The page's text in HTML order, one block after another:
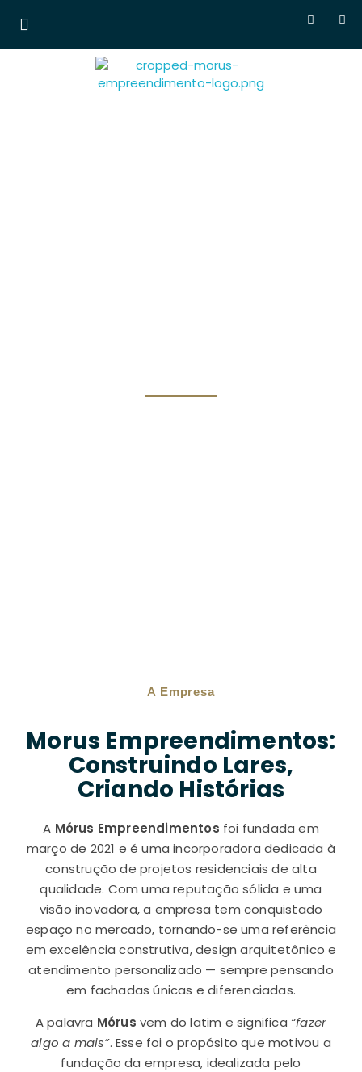
A Empresa
Morus Empreendimentos:
Construindo Lares,
Criando Histórias
A Mórus Empreendimentos foi fundada em
março de 2021 e é uma incorporadora dedicada à
construção de projetos residenciais de alta
qualidade. Com uma reputação sólida e uma
visão inovadora, a empresa tem conquistado
espaço no mercado, tornando-se uma referência
em excelência construtiva, design arquitetônico e
atendimento personalizado — sempre pensando
em fachadas únicas e diferenciadas.
A palavra Mórus vem do latim e significa “fazer
algo a mais”. Esse foi o propósito que motivou a
fundação da empresa, idealizada pelo